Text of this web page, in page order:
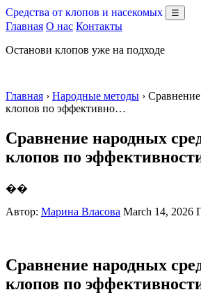
Средства от клопов и насекомых ☰
Главная О нас Контакты
Останови клопов уже на подходе
Главная › Народные методы ›
клопов по эффективно…
Сравнение народных
клопов по
��
Автор: Марина Власова March 14, 2026
Сравнение народных
клопов по